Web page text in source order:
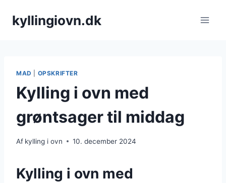
kyllingiovn.dk
MAD OPSKRIFTER
Kylling i ovn med
grøntsager til middag
Af kylling i ovn 10. december 2024
Kylling i ovn med